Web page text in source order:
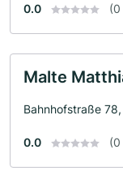
0.0 (0
Malte
Bahnhofstraße
0.0 (0